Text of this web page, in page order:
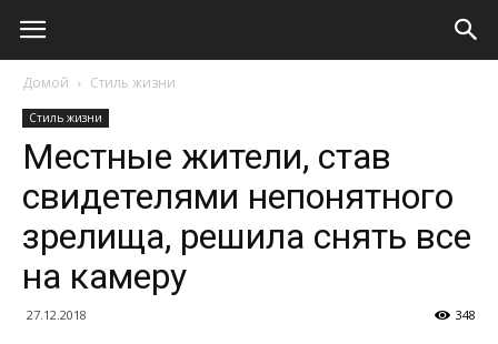
Домой Стиль жизни
Стиль жизни
Местные жители, став
свидетелями непонятного
зрелища, решила снять все
на камеру
27.12.2018 348